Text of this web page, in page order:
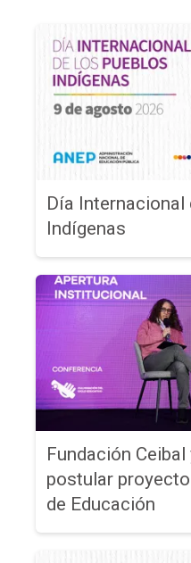
Día
Indígenas
Fundación
postular
de Educación